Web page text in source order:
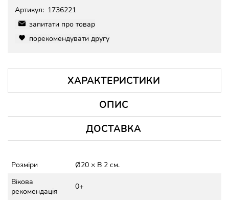
Артикул: 1736221
запитати про товар
порекомендувати другу
ХАРАКТЕРИСТИКИ
ОПИС
ДОСТАВКА
Розміри
Ø20 × В 2 см.
Вікова
рекомендація
0+